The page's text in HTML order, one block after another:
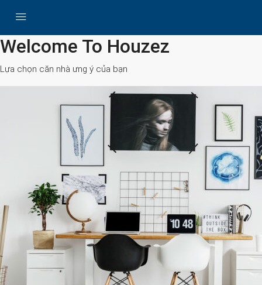
Search
Welcome To Houzez
Lựa chọn căn nhà ưng ý của bạn